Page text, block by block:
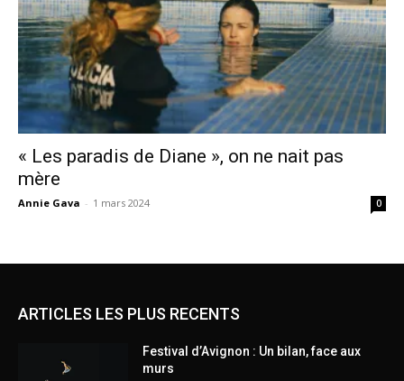
« Les paradis de Diane », on ne nait pas
mère
Annie Gava - 1 mars 2024 0
ARTICLES LES PLUS RECENTS
Festival d’Avignon : Un bilan, face aux
murs